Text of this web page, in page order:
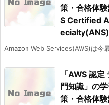
策・合格体
S Certified
Amazon Web Services(AWS)は今
「AWS 認
門知識」の
策・合格体